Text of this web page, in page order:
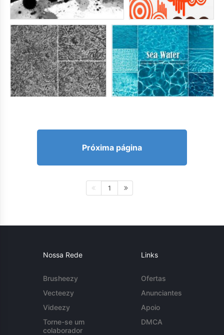
Próxima página
1
Nossa Rede
Brusheezy
Vecteezy
Videezy
Torne-se um
colaborador
Links
Ofertas
Anunciantes
Apoio
DMCA